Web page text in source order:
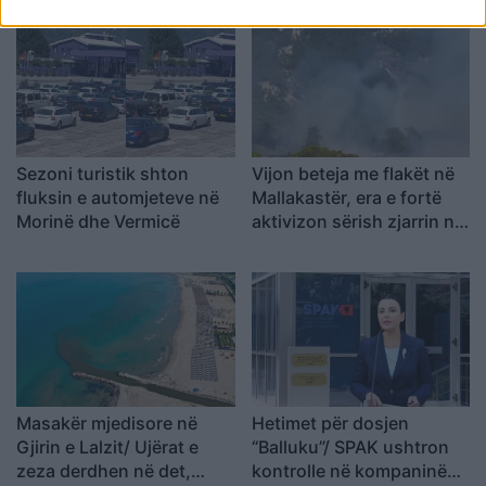
shkrumbua vetëm një
magazinë
ajrore
Sezoni turistik shton
fluksin e automjeteve në
Morinë dhe Vermicë
Vijon beteja me flakët në
Mallakastër, era e fortë
aktivizon sërish zjarrin në
Masakër mjedisore në
Gjirin e Lalzit/ Ujërat e
zeza derdhen në det,
Hetimet për dosjen
“Balluku”/ SPAK ushtron
kontrolle në kompaninë